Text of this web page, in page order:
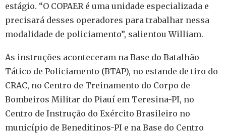
estágio. “O COPAER é uma unidade especializada e
precisará desses operadores para trabalhar nessa
modalidade de policiamento”, salientou William.
As instruções aconteceram na Base do Batalhão
Tático de Policiamento (BTAP), no estande de tiro do
CRAC, no Centro de Treinamento do Corpo de
Bombeiros Militar do Piauí em Teresina-PI, no
Centro de Instrução do Exército Brasileiro no
município de Beneditinos-PI e na Base do Centro